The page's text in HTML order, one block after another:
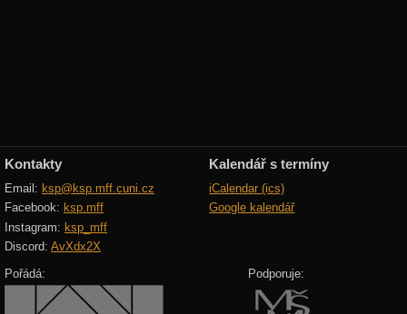
Kontakty
Email: ksp@ksp.mff.cuni.cz
Facebook: ksp.mff
Instagram: ksp_mff
Discord: AvXdx2X
Kalendář s termíny
iCalendar (ics)
Google kalendář
Pořádá: Podporuje: